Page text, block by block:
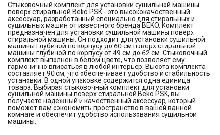
Стыковочный комплект для установки сушильной машины
поверх стиральной Beko PSK - это высококачественный
аксессуар, разработанный специально для стиральных и
сушильных машин от известного бренда BEKO. Комплект
предназначен для установки сушильной машины поверх
стиральной машины. Он подходит для установки сушильной
машины глубиной по корпусу до 60 см поверх стиральной
машины глубиной по корпусу от 49 см до 62 см. Стыковочный
комплект выполнен в белом цвете, что позволяет ему
гармонично вписаться в любой интерьер. Высота комплекта
составляет 90 см, что обеспечивает удобство и стабильность
установки. В одной упаковке содержится одна единица
товара. Выбирая стыковочный комплект для установки
сушильной машины поверх стиральной Beko PSK, вы
получаете надежный и качественный аксессуар, который
поможет вам сэкономить пространство в вашей ванной
комнате и обеспечит удобство использования сушильной
машины.